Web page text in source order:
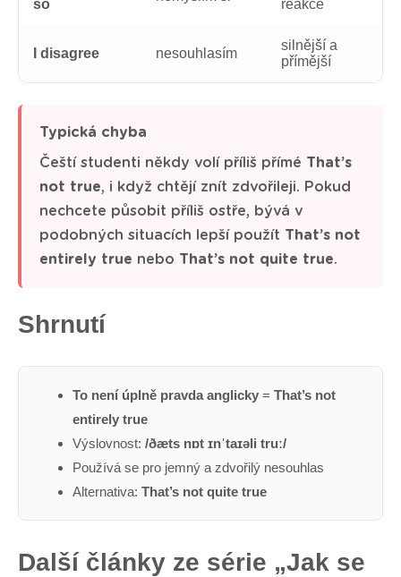
so reakce
I disagree nesouhlasím
silnější a
přímější
Typická chyba
Čeští studenti někdy volí příliš přímé That’s
not true, i když chtějí znít zdvořileji. Pokud
nechcete působit příliš ostře, bývá v
podobných situacích lepší použít That’s not
entirely true nebo That’s not quite true.
Shrnutí
To není úplně pravda anglicky = That’s not
entirely true
Výslovnost: /ðæts nɒt ɪnˈtaɪəli truː/
Používá se pro jemný a zdvořilý nesouhlas
Alternativa: That’s not quite true
Další články ze série „Jak se